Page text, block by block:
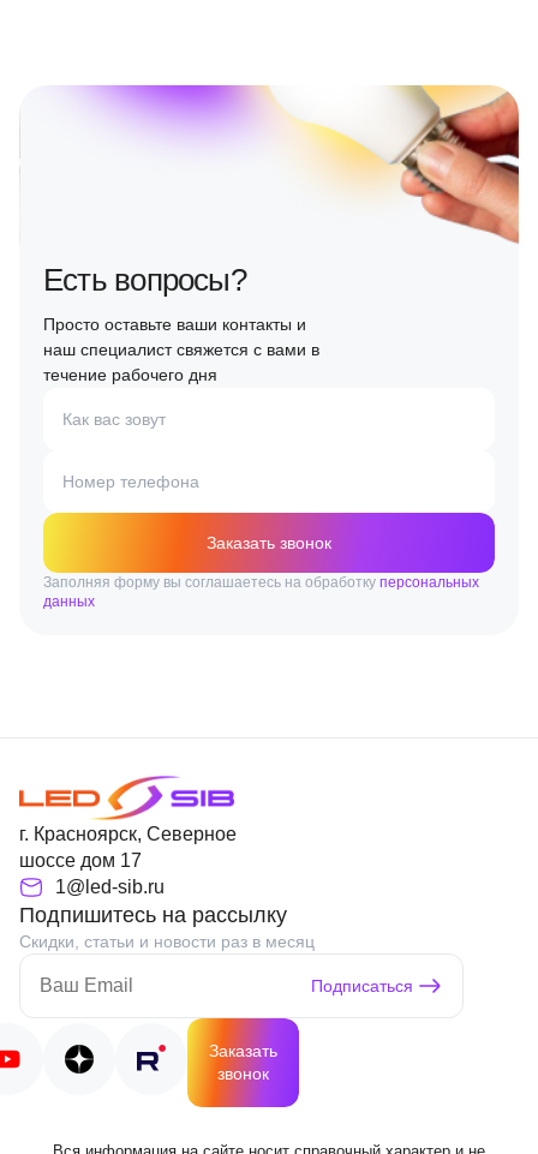
Есть вопросы?
Просто оставьте ваши контакты и
наш специалист свяжется с вами в
течение рабочего дня
Как вас зовут
Номер телефона
Заказать звонок
Заполняя форму вы соглашаетесь на обработку персональных
данных
г. Красноярск, Северное
шоссе дом 17
1@led-sib.ru
Подпишитесь на рассылку
Скидки, статьи и новости раз в месяц
Подписаться
Заказать
звонок